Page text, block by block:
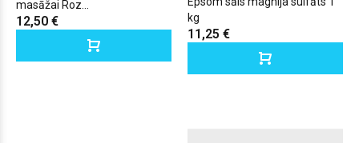
masāžai Roz...
12,50 €
kg
11,25 €